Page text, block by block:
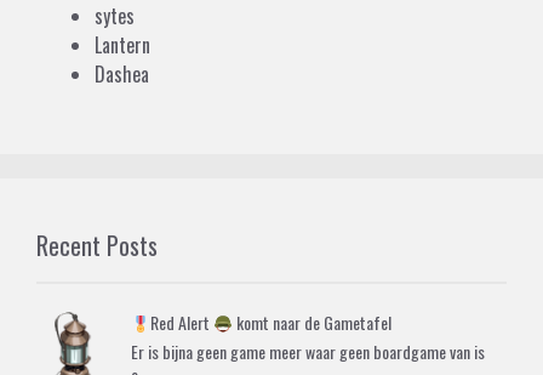
sytes
Lantern
Dashea
Recent Posts
Red Alert
komt naar de Gametafel
Er is bijna geen game meer waar geen boardgame van is